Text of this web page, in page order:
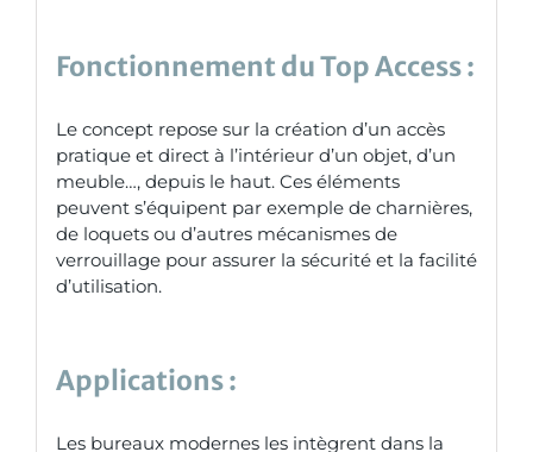
Fonctionnement du Top Access :
Le concept repose sur la création d’un accès
pratique et direct à l’intérieur d’un objet, d’un
meuble…, depuis le haut. Ces éléments
peuvent s’équipent par exemple de charnières,
de loquets ou d’autres mécanismes de
verrouillage pour assurer la sécurité et la facilité
d’utilisation.
Applications :
Les bureaux modernes les intègrent dans la